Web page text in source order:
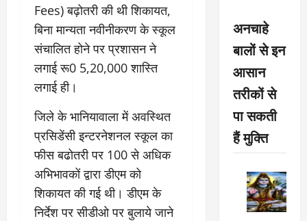
Fees) बढ़ोतरी की थी शिकायत,
बिना मान्यता नवीनीकरण के स्कूल
संचालित होने पर प्रशासन ने
लगाई रू0 5,20,000 शास्ति
लगाई ही।
जिले के भानियावाला में अवस्थित
प्रसिडेंसी इन्टरनेशनल स्कूल का
फीस बढोतरी पर 100 से अधिक
अभिभावकों द्वारा डीएम को
शिकायत की गई थी। डीएम के
निर्देश पर सीडीओ पर बुलाये जाने
अनचाहे
बालों से इन
आसान
तरीकों से
पा सकती
हैं मुक्ति